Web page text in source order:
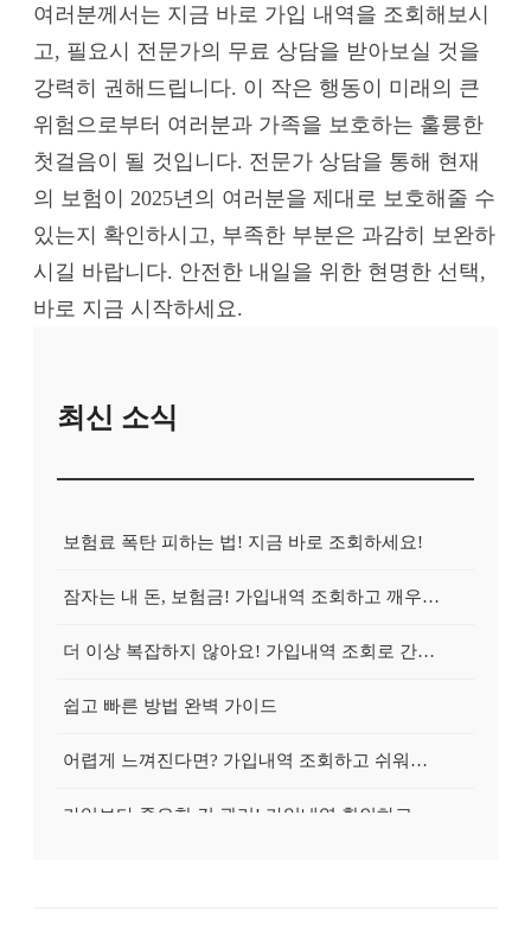
여러분께서는 지금 바로 가입 내역을 조회해보시
고, 필요시 전문가의 무료 상담을 받아보실 것을
강력히 권해드립니다. 이 작은 행동이 미래의 큰
위험으로부터 여러분과 가족을 보호하는 훌륭한
첫걸음이 될 것입니다. 전문가 상담을 통해 현재
의 보험이 2025년의 여러분을 제대로 보호해줄 수
있는지 확인하시고, 부족한 부분은 과감히 보완하
시길 바랍니다. 안전한 내일을 위한 현명한 선택,
바로 지금 시작하세요.
최신 소식
보험료 폭탄 피하는 법! 지금 바로 조회하세요!
잠자는 내 돈, 보험금! 가입내역 조회하고 깨우는 방법
더 이상 복잡하지 않아요! 가입내역 조회로 간편하게 청구!
쉽고 빠른 방법 완벽 가이드
어렵게 느껴진다면? 가입내역 조회하고 쉬워지는 마법!